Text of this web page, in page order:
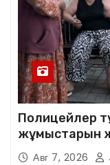
Полицейлер
жұмыстарын
Авг 7, 2026